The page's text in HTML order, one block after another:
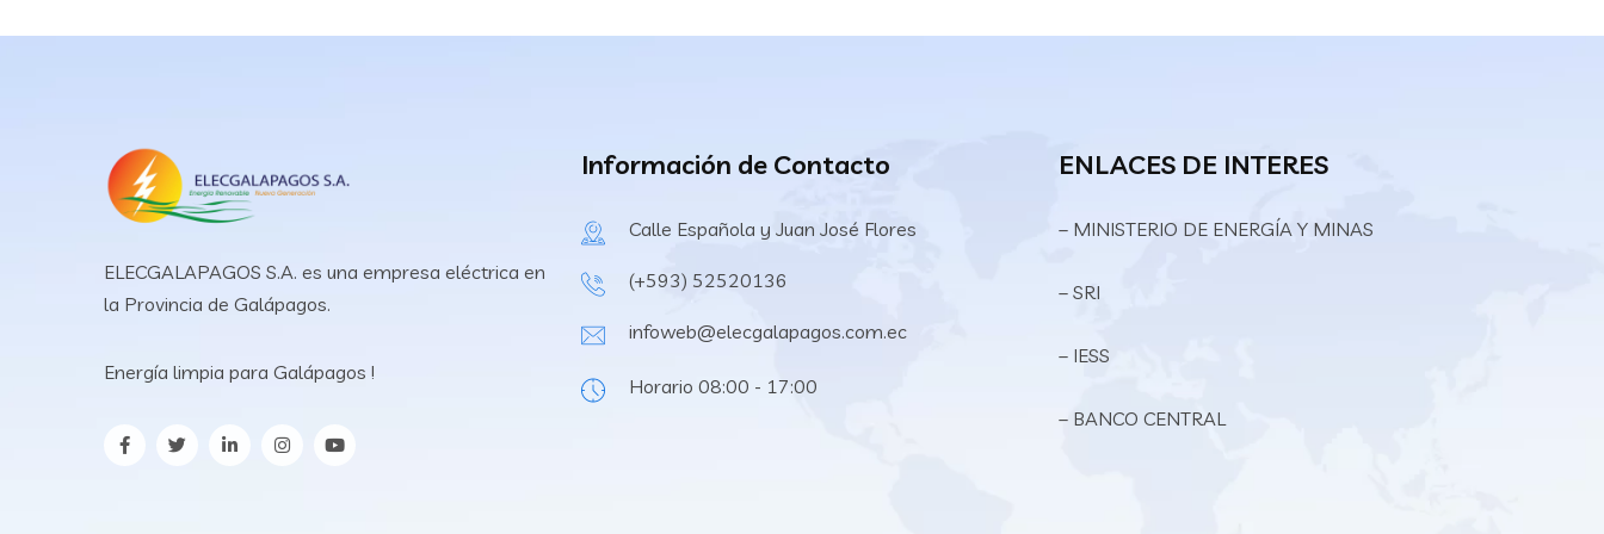
ELECGALAPAGOS S.A. es una empresa eléctrica en
la Provincia de Galápagos.
Energía limpia para Galápagos !
Información de Contacto
Calle Española y Juan José Flores
(+593) 52520136
infoweb@elecgalapagos.com.ec
Horario 08:00 - 17:00
ENLACES DE INTERES
– MINISTERIO DE ENERGÍA Y MINAS
– SRI
– IESS
– BANCO CENTRAL